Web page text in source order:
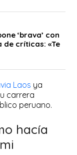
‘brava’ con
críticas: «Te
Laos ya
carrera
peruano.
hacía